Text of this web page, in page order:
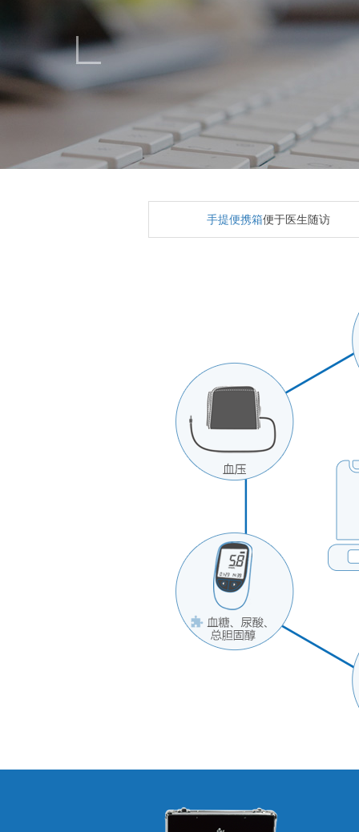
手提便携箱便于医生随访